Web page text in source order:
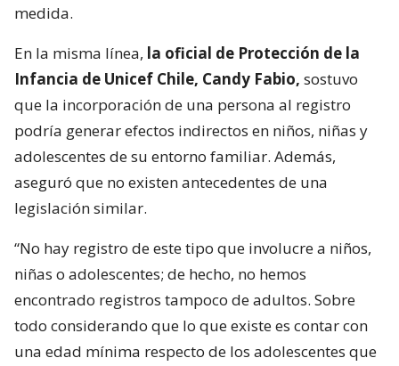
medida.
En la misma línea, la oficial de Protección de la
Infancia de Unicef Chile, Candy Fabio, sostuvo
que la incorporación de una persona al registro
podría generar efectos indirectos en niños, niñas y
adolescentes de su entorno familiar. Además,
aseguró que no existen antecedentes de una
legislación similar.
“No hay registro de este tipo que involucre a niños,
niñas o adolescentes; de hecho, no hemos
encontrado registros tampoco de adultos. Sobre
todo considerando que lo que existe es contar con
una edad mínima respecto de los adolescentes que